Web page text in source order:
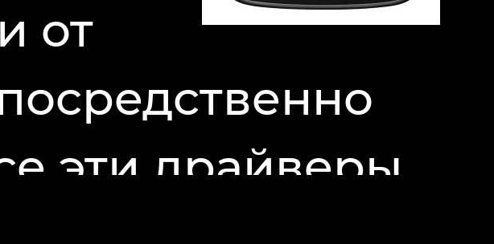
от
эти драйверы